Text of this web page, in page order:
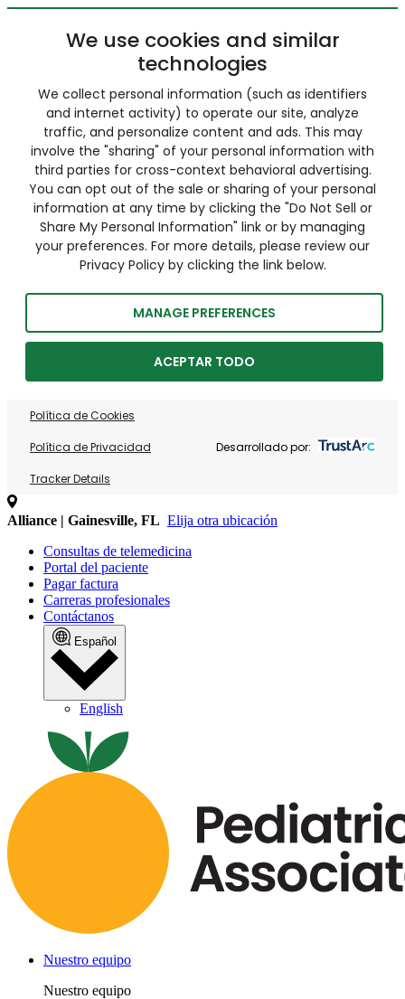
We use cookies and similar
technologies
We collect personal information (such as identifiers
and internet activity) to operate our site, analyze
traffic, and personalize content and ads. This may
involve the "sharing" of your personal information with
third parties for cross-context behavioral advertising.
You can opt out of the sale or sharing of your personal
information at any time by clicking the "Do Not Sell or
Share My Personal Information" link or by managing
your preferences. For more details, please review our
Privacy Policy by clicking the link below.
MANAGE PREFERENCES
ACEPTAR TODO
Política de Cookies
Política de Privacidad
Tracker Details
Desarrollado por:
Alliance | Gainesville, FL Elija otra ubicación
Consultas de telemedicina
Portal del paciente
Pagar factura
Carreras profesionales
Contáctanos
Español
English
Nuestro equipo
Nuestro equipo